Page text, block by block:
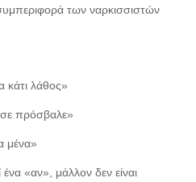
των ναρκισσιστών
κάτι λάθος»
πρόσβαλε»
μένα»
«αν», μάλλον δεν είναι